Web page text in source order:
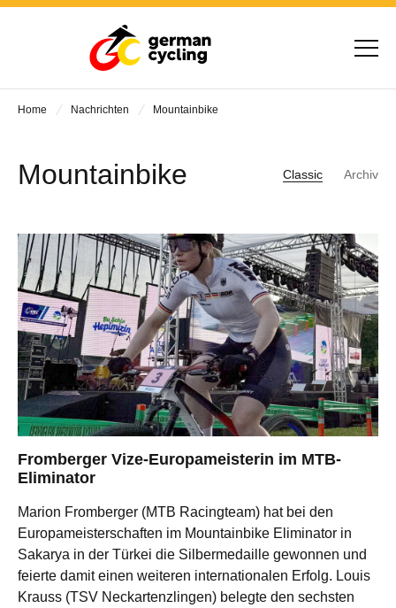
Home Nachrichten Mountainbike
Mountainbike Classic Archiv
Fromberger Vize-Europameisterin im MTB-
Eliminator
Marion Fromberger (MTB Racingteam) hat bei den
Europameisterschaften im Mountainbike Eliminator in
Sakarya in der Türkei die Silbermedaille gewonnen und
feierte damit einen weiteren internationalen Erfolg. Louis
Krauss (TSV Neckartenzlingen) belegte den sechsten